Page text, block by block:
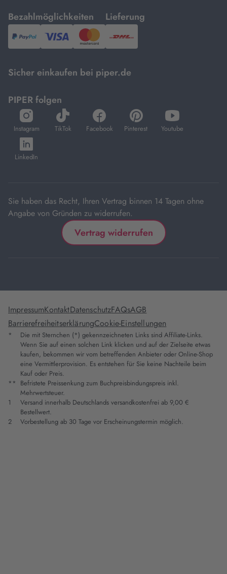
Bezahlmöglichkeiten
mit
PayPal,Visa
und
Lieferung
mit
DHL.
Sicher einkaufen bei piper.de
PIPER folgen
Instagram
öffnet
in
neuem
Tab
TikTok
öffnet
in
Facebook
öffnet
in
Pinterest
öffnet
in
Youtube
öffnet
in
LinkedIn
öffnet
in
Sie haben das Recht, Ihren Vertrag binnen 14 Tagen ohne
Angabe von Gründen zu widerrufen.
Vertrag widerrufen
ImpressumKontaktDatenschutzFAQsAGB
BarrierefreiheitserklärungCookie-Einstellungen
*
Die mit Sternchen (*) gekennzeichneten Links sind Affiliate-Links.
Wenn Sie auf einen solchen Link klicken und auf der Zielseite etwas
kaufen, bekommen wir vom betreffenden Anbieter oder Online-Shop
eine Vermittlerprovision. Es entstehen für Sie keine Nachteile beim
Kauf oder Preis.
** Befristete Preissenkung zum Buchpreisbindungspreis inkl.
Mehrwertsteuer.
1
Versand innerhalb Deutschlands versandkostenfrei ab 9,00 €
Bestellwert.
2
Vorbestellung ab 30 Tage vor Erscheinungstermin möglich.